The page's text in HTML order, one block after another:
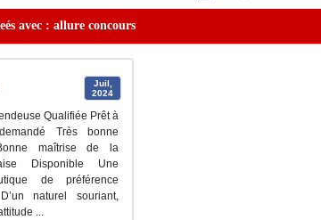
avec : allure concours
Juil,
2024
Qualifiée Prêt à
Très bonne
maîtrise de la
Disponible Une
de préférence
naturel souriant,
...